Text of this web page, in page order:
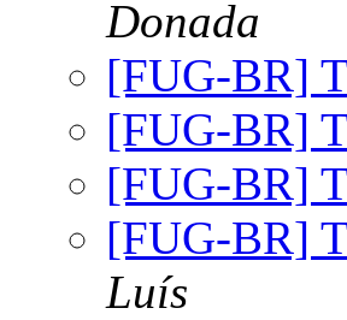
Donada
[FUG-BR]
[FUG-BR]
[FUG-BR]
[FUG-BR]
Luís